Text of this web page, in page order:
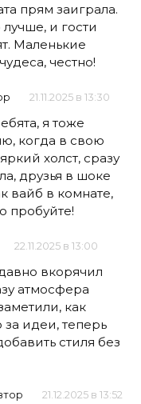
прям заиграла.
и гости
Маленькие
честно!
21.11.2025 в 13:30
я тоже
когда в свою
холст, сразу
друзья в шоке
вайб в комнате,
пробуйте!
22.11.2025 в 13:00
вкорячил
атмосфера
как
идеи, теперь
стиля без
21.12.2025 в 13:52